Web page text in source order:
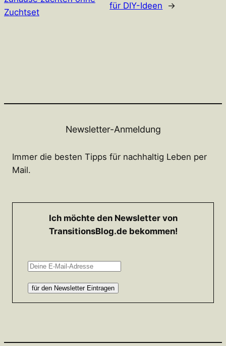
Zuchtset
für DIY-Ideen →
Newsletter-Anmeldung
Immer die besten Tipps für nachhaltig Leben per
Mail.
Ich möchte den Newsletter von
TransitionsBlog.de bekommen!